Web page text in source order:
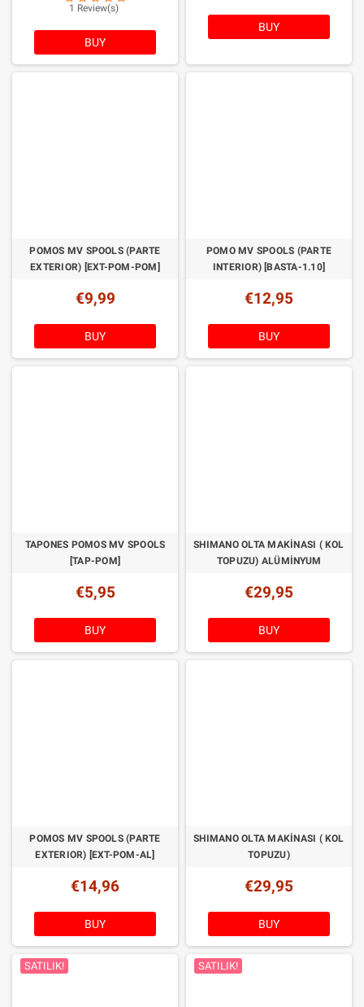
1 Review(s)
BUY
BUY
POMOS MV SPOOLS (PARTE
EXTERIOR) [EXT-POM-POM]
€9,99
BUY
POMO MV SPOOLS (PARTE
INTERIOR) [BASTA-1.10]
€12,95
BUY
TAPONES POMOS MV SPOOLS
[TAP-POM]
€5,95
BUY
SHIMANO OLTA MAKINASI ( KOL
TOPUZU) ALÜMİNYUM
€29,95
BUY
POMOS MV SPOOLS (PARTE
EXTERIOR) [EXT-POM-AL]
€14,96
BUY
SHIMANO OLTA MAKINASI ( KOL
TOPUZU)
€29,95
BUY
SATILIK! SATILIK!